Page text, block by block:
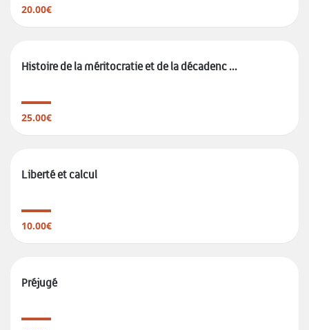
20.00€
Histoire de la méritocratie et de la décadenc ...
25.00€
Liberté et calcul
10.00€
Préjugé